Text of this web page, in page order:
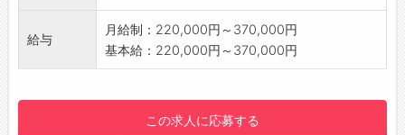
・サービス開発・運用業務
・開発ディレクション業務（社内・他社含む）
・外部サービス導入に向けた調査・交渉・契約
給与
月給制：220,000円～370,000円
基本給：220,000円～370,000円
この求人に応募する